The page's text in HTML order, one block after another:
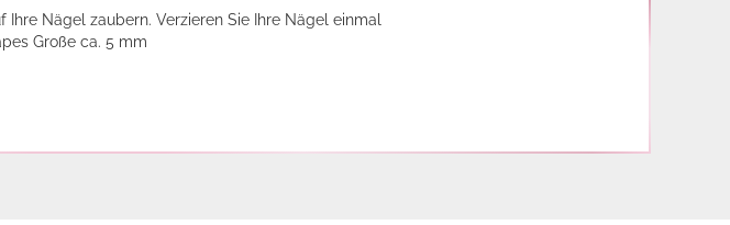
Nägel zaubern. Verzieren Sie Ihre Nägel einmal
Große ca. 5 mm